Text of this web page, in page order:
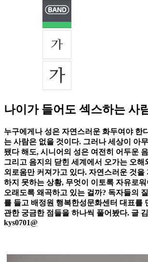
나이가 들어도 섹스하는 사
누구에게나 성은 자연스러운 화두여야 한
는 사람은 없을 것이다. 그러나 세상이 아
됐다 해도, 시니어의 성은 여전히 어두운
그리고 음지의 닫힌 세계에서 오가는 오해
외로움만 커져가고 있다. 자연스러운 것을
하지 못하는 상황, 무엇이 이토록 자유로
오래도록 왜곡하고 있는 걸까? 독자들의
를 들고 배정원 행복한성문화센터 대표를
관한 궁금한 점들을 하나씩 풀어봤다. 글
kys0701@